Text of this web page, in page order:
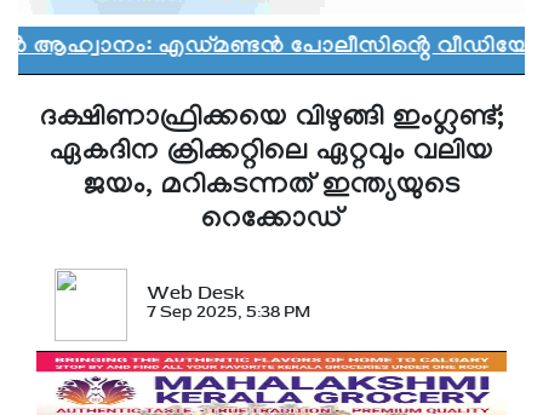
എഡ്മണ്ടൻ പോലീസിൻ്റെ വീഡിയോ
ദക്ഷിണാഫ്രിക്കയെ വിഴുങ്ങി ഇംഗ്ലണ്ട്;
ഏകദിന ക്രിക്കറ്റിലെ ഏറ്റവും വലിയ
ജയം, മറികടന്നത് ഇന്ത്യയുടെ
റെക്കോഡ്
Web Desk
7 Sep 2025, 5:38 PM